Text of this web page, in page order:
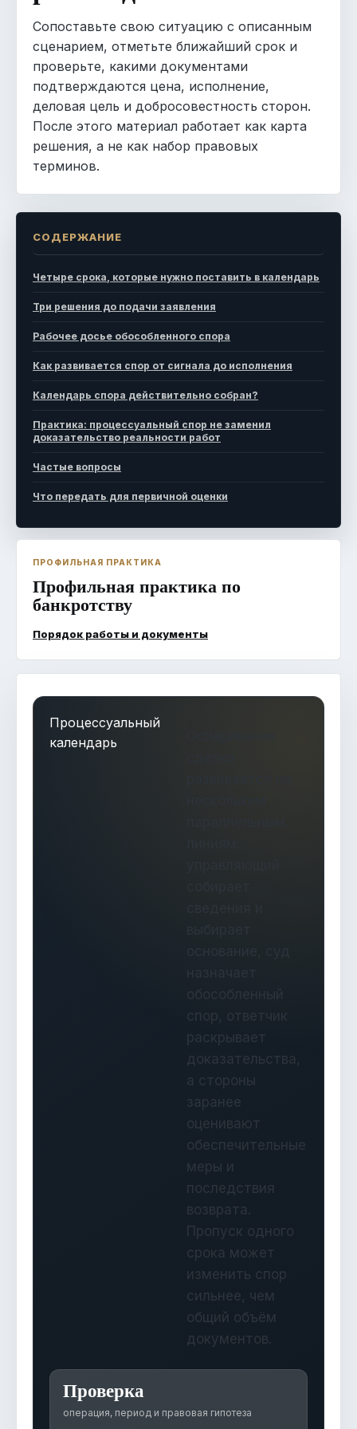
Сопоставьте свою ситуацию с описанным
сценарием, отметьте ближайший срок и
проверьте, какими документами
подтверждаются цена, исполнение,
деловая цель и добросовестность сторон.
После этого материал работает как карта
решения, а не как набор правовых
терминов.
СОДЕРЖАНИЕ
Четыре срока, которые нужно поставить в календарь
Три решения до подачи заявления
Рабочее досье обособленного спора
Как развивается спор от сигнала до исполнения
Календарь спора действительно собран?
Практика: процессуальный спор не заменил
доказательство реальности работ
Частые вопросы
Что передать для первичной оценки
ПРОФИЛЬНАЯ ПРАКТИКА
Профильная практика по
банкротству
Порядок работы и документы
Процессуальный
календарь
спор, ответчик
раскрывает
доказательства,
а стороны
заранее
оценивают
обеспечительные
меры и
последствия
возврата.
Пропуск одного
срока может
изменить спор
сильнее, чем
общий объём
документов.
Проверка
операция, период и правовая гипотеза